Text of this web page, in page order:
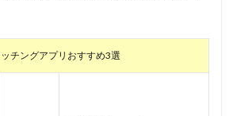
チングアプリおすすめ3選